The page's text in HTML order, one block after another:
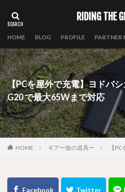
RIDING THE
HOME BLOG PROFILE PARTNER
【PCを屋外で充電】ヨドバ
G20 で最大65Wまで対応
HOME ギアー旅の道具ー 【